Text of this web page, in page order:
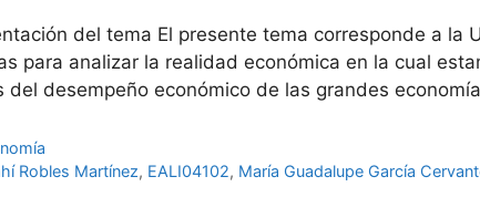
del tema El presente tema corresponde a
para analizar la realidad económica en la cual
del desempeño económico de las grandes
Robles Martínez, EALI04102, María Guadalupe García